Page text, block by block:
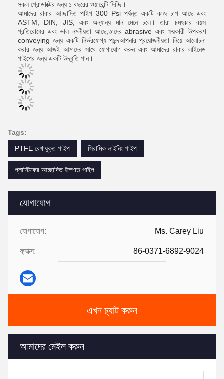
যোগাযোগ
যোগাযোগ: Ms. Carey Liu
ফ্যাক্স: 86-0371-6892-9024
এখন চ্যাট করুন
আমাদের মেইল করুন
সকল প্রোডাক্টের জন্য ১ বছরের ওয়ারেন্টি দিচ্ছি।
আমাদের রাবার আচ্ছাদিত পাইপ 300 Psi পর্যন্ত একটি কাজ চাপ আছে এবং
ASTM, DIN, JIS, এবং অন্যান্য মান মেনে চলে। তারা চমৎকার বয়স
প্রতিরোধের এবং ভাল নমনীয়তা আছে,তাদের abrasive এবং ক্ষয়কারী উপকরণ
conveying জন্য একটি নির্ভরযোগ্য পছন্দআপনার প্রয়োজনীয়তা নিয়ে আলোচনা
করার জন্য আজই আমাদের সাথে যোগাযোগ করুন এবং আমাদের রাবার লাইনেড
পাইপের জন্য একটি উদ্ধৃতি পান।
Tags:
PTFE রেখাযুক্ত পাইপ
সিরামিক লাইনিং পাইপ
প্লাস্টিকের আচ্ছাদিত ইস্পাত পাইপ